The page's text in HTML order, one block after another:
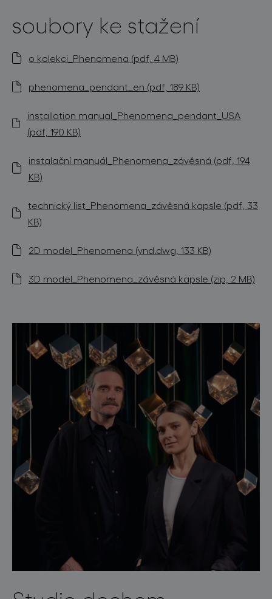
soubory ke stažení
o kolekci_Phenomena (pdf, 4 MB)
phenomena_pendant_en (pdf, 189 KB)
installation manual_Phenomena_pendant_USA
(pdf, 190 KB)
instalační manuál_Phenomena_závěsná (pdf, 194
KB)
technický list_Phenomena_závěsná kapsle (pdf, 33
KB)
2D model_Phenomena (vnd.dwg, 133 KB)
3D model_Phenomena_závěsná kapsle (zip, 2 MB)